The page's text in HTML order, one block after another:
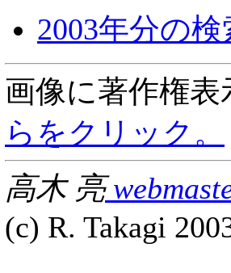
2003年分の
画像に著作権
らをクリック。
高木 亮
(c) R. Takagi